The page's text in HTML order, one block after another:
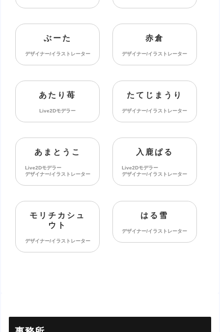
ぶーた
デザイナー/イラストレーター
赤倉
デザイナー/イラストレーター
あたり苺
Live2Dモデラー
たてじまうり
デザイナー/イラストレーター
あまとうこ
Live2Dモデラー
デザイナー/イラストレーター
入鹿ぱる
Live2Dモデラー
デザイナー/イラストレーター
モリチカシュ
ウト
デザイナー/イラストレーター
はる雪
デザイナー/イラストレーター